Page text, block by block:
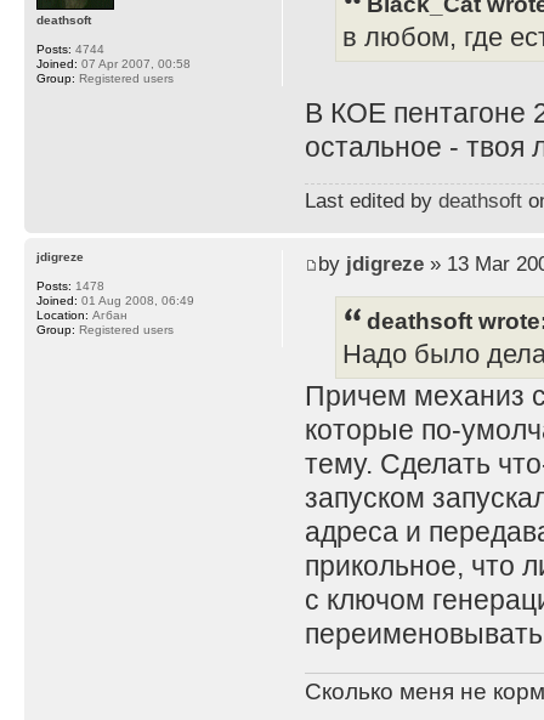
в любом, где
В КОЕ пентагоне
остальное - твоя
Last edited by deathsoft
deathsoft
Posts: 4744
Joined: 07 Apr 2007, 00:58
Group: Registered users
by jdigreze» 13 Mar
deathsoft
Надо было
Причем механиз
которые по-
тему. Сделать
запуском
адреса и
прикольное, что
с ключом
Сколько меня не
jdigreze
Posts: 1478
Joined: 01 Aug 2008, 06:49
Location: Агбан
Group: Registered users